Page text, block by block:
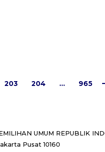
203 204 … 965
UMUM REPUBLIK
Pusat 10160